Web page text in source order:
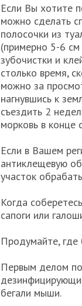
Если Вы хотите
можно сделать
полосочки из
(примерно 5-6
зубочистки и
столько время,
можно за
нагнувшись к
съездить 2
морковь в конце
Если в Вашем
антиклещевую
участок
Когда
сапоги или
Продумайте, где
Первым делом
бегали мыши.